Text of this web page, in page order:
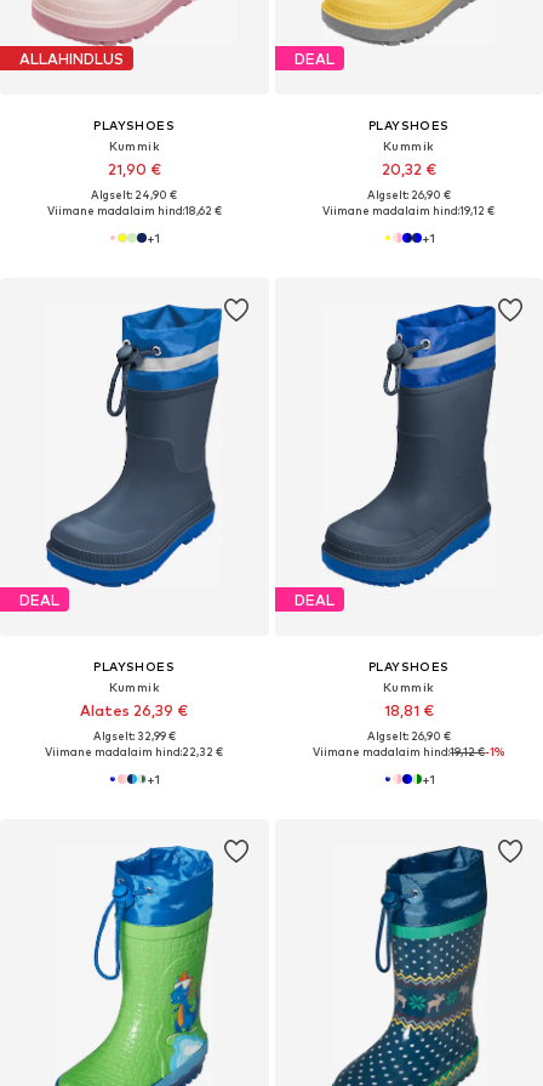
ALLAHINDLUS
PLAYSHOES
Kummik
21,90 €
Algselt: 24,90 €
Viimane madalaim hind:18,62 €
+1
DEAL
PLAYSHOES
Kummik
20,32 €
Algselt: 26,90 €
Viimane madalaim hind:19,12 €
+1
DEAL
PLAYSHOES
Kummik
Alates 26,39 €
Algselt: 32,99 €
Viimane madalaim hind:22,32 €
+1
DEAL
PLAYSHOES
Kummik
18,81 €
Algselt: 26,90 €
Viimane madalaim hind:19,12 €-1%
+1